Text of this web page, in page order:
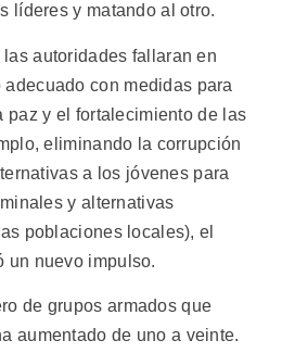
líderes y matando al otro.
autoridades fallaran en
con medidas para
paz y el fortalecimiento de las
eliminando la corrupción
a los jóvenes para
y alternativas
poblaciones locales), el
un nuevo impulso.
de grupos armados que
aumentado de uno a veinte.